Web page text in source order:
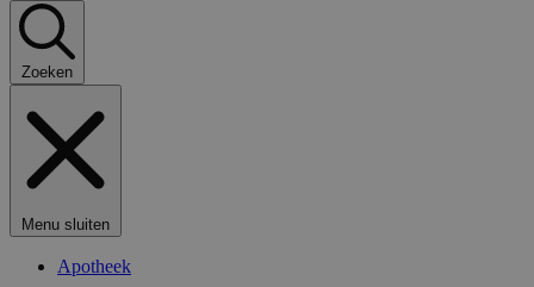
Zoeken
Menu sluiten
Apotheek